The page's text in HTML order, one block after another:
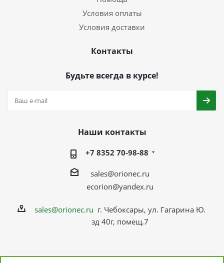
Условия оплаты
Условия доставки
Контакты
Будьте всегда в курсе!
Наши контакты
+7 8352 70-98-88
sales@orionec.ru
ecorion@yandex.ru
sales@orionec.ru г. Чебоксары, ул. Гагарина Ю.
зд 40г, помещ.7